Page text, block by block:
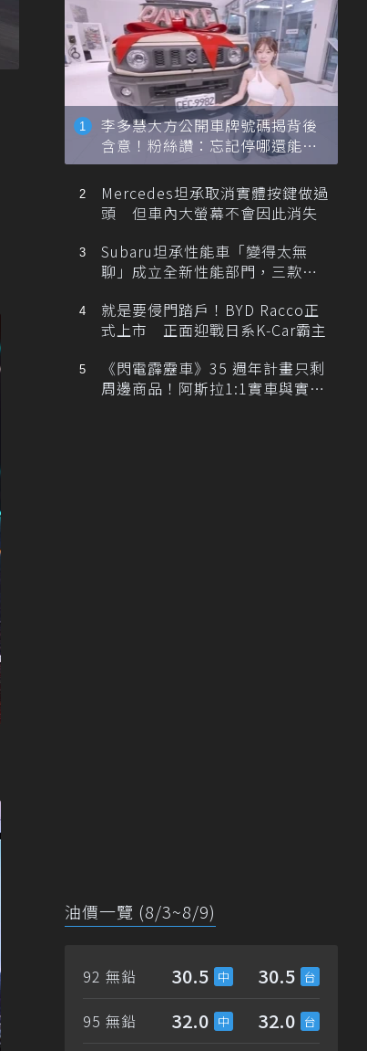
李多慧大方公開車牌號碼揭背後
含意！粉絲讚：忘記停哪還能幫
忙找車
Mercedes坦承取消實體按鍵做過
頭 但車內大螢幕不會因此消失
Subaru坦承性能車「變得太無
聊」成立全新性能部門，三款手
就是要侵門踏戶！BYD Racco正
式上市 正面迎戰日系K-Car霸主
《閃電霹靂車》35 週年計畫只剩
周邊商品！阿斯拉1:1實車與實體
油價一覽 (8/3~8/9)
92 無鉛 30.5 30.5
95 無鉛 32.0 32.0